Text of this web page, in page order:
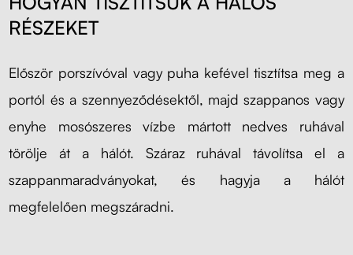
RÉSZEKET
Először porszívóval vagy puha kefével tisztítsa meg a
portól és a szennyeződésektől, majd szappanos vagy
enyhe mosószeres vízbe mártott nedves ruhával
törölje át a hálót. Száraz ruhával távolítsa el a
szappanmaradványokat, és hagyja a hálót
megfelelően megszáradni.